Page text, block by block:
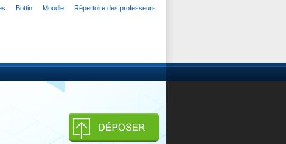
Bottin Moodle Répertoire des professeurs